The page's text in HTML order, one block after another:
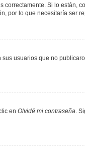
Si lo están,
por lo que necesitaría ser
usuarios que no
en Olvidé mi contraseña.